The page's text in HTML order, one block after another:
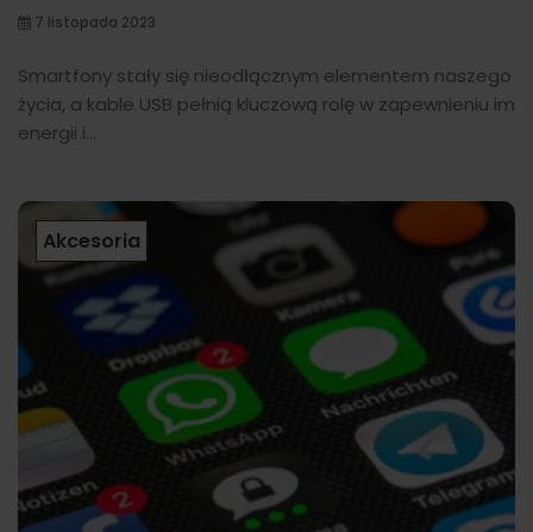
7 listopada 2023
Smartfony stały się nieodłącznym elementem naszego
życia, a kable USB pełnią kluczową rolę w zapewnieniu im
energii i...
Akcesoria